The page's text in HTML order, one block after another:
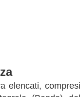
elencati, compresi